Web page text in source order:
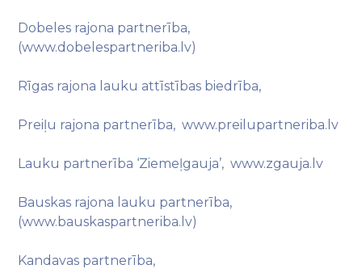
Dobeles rajona partnerība,
(www.dobelespartneriba.lv)
Rīgas rajona lauku attīstības biedrība,
Preiļu rajona partnerība, www.preilupartneriba.lv
Lauku partnerība ‘Ziemeļgauja’, www.zgauja.lv
Bauskas rajona lauku partnerība,
(www.bauskaspartneriba.lv)
Kandavas partnerība,